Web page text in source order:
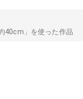
40cm」を使った作品